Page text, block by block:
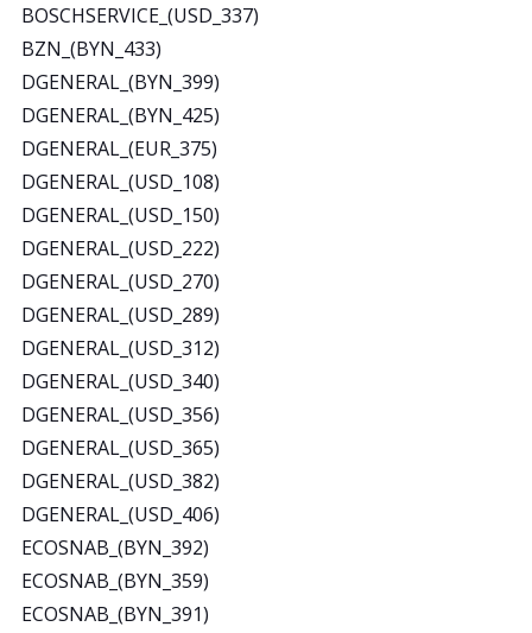
BOSCHSERVICE_(USD_337)
BZN_(BYN_433)
DGENERAL_(BYN_399)
DGENERAL_(BYN_425)
DGENERAL_(EUR_375)
DGENERAL_(USD_108)
DGENERAL_(USD_150)
DGENERAL_(USD_222)
DGENERAL_(USD_270)
DGENERAL_(USD_289)
DGENERAL_(USD_312)
DGENERAL_(USD_340)
DGENERAL_(USD_356)
DGENERAL_(USD_365)
DGENERAL_(USD_382)
DGENERAL_(USD_406)
ECOSNAB_(BYN_392)
ECOSNAB_(BYN_359)
ECOSNAB_(BYN_391)